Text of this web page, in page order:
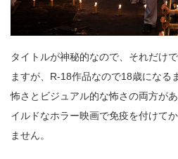
タイトルが神秘的なので、それだけ
ますが、R-18作品なので18歳になる
怖さとビジュアル的な怖さの両方が
イルドなホラー映画で免疫を付けて
ません。